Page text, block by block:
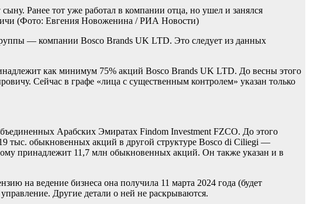
Ранее тот уже работал в компании отца, но ушел и занялся
(Фото: Евгения Новоженина / РИА Новости)
— компании Bosco Brands UK LTD. Это следует из данных
как минимум 75% акций Bosco Brands UK LTD. До весны этого
Сейчас в графе «лица с существенным контролем» указан только
Арабских Эмиратах Findom Investment FZCO. До этого
тыс. обыкновенных акций в другой структуре Bosco di Ciliegi —
принадлежит 11,7 млн обыкновенных акций. Он также указан и в
на ведение бизнеса она получила 11 марта 2024 года (будет
Другие детали о ней не раскрываются.